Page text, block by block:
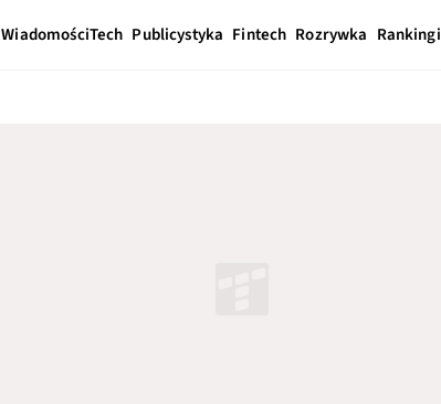
WiadomościTech Publicystyka Fintech Rozrywka Rankingi